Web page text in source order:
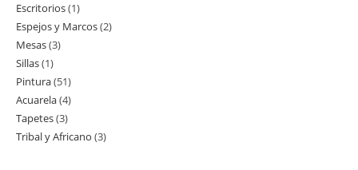
productos
Escritorios 11
producto
Espejos y Marcos 22
Mesas 33
Sillas 11
producto
Pintura 5151
productos
Acuarela 44
productos
Tapetes 33
productos
Tribal y Africano 33